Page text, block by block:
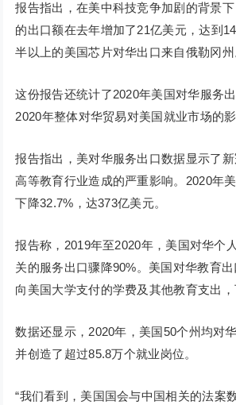
报告指出，在美中科技竞争加剧的背景
的出口额在去年增加了21亿美元，达到
半以上的美国芯片对华出口来自俄勒冈州
这份报告还统计了2020年美国对华服务
2020年整体对华贸易对美国就业市场的影
报告指出，美对华服务出口数据显示了
高等教育行业造成的严重影响。2020年
下降32.7%，达373亿美元。
报告称，2019年至2020年，美国对华个
关的服务出口骤降90%。美国对华教育
向美国大学支付的学费及其他教育支出，
数据还显示，2020年，美国50个州均对
并创造了超过85.8万个就业岗位。
“我们看到，美国国会与中国相关的法案